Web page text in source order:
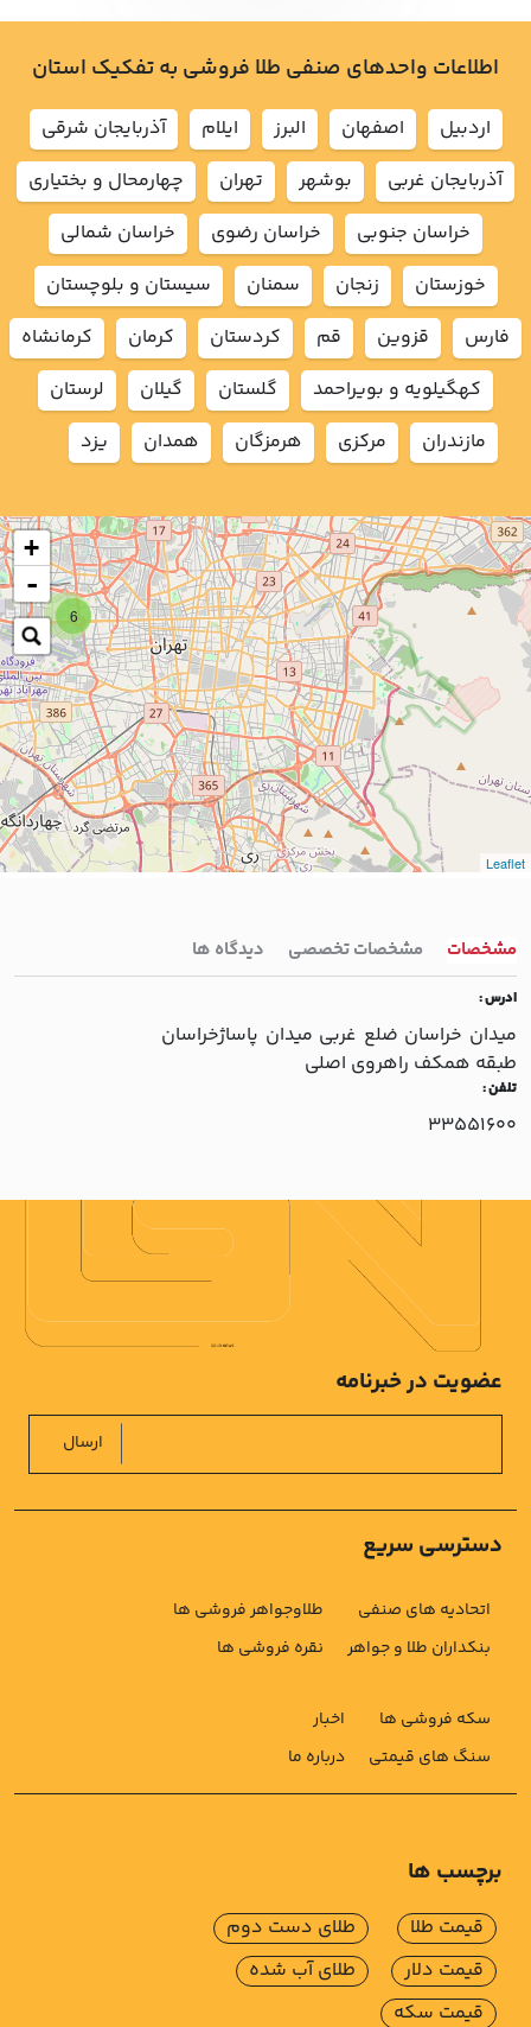
6
+
-
Leaflet
اطلاعات واحدهای صنفی طلا فروشی به تفکیک استان
اردبيل اصفهان البرز ايلام
آذربايجان شرقي
آذربايجان غربي
بوشهر تهران
چهارمحال و بختياري
خراسان جنوبي
خراسان رضوي
خراسان شمالي
خوزستان
زنجان سمنان
سيستان و بلوچستان
فارس
قزوين قم كردستان كرمان
كرمانشاه
كهگيلويه و بويراحمد
گلستان گيلان
لرستان
مازندران
مركزي هرمزگان همدان يزد
مشخصات مشخصات تخصصی دیدگاه ها
ادرس :
ميدان خراسان ضلع غربي ميدان پاساژخراسان
طبقه همکف راهروي اصلي
تلفن :
33551600
دسترسی سریع
اتحادیه های صنفی
بنکداران طلا و جواهر
طلاوجواهر فروشی ها
نقره فروشی ها
سکه فروشی ها
سنگ های قیمتی
اخبار
درباره ما
عضویت در خبرنامه
ارسال
برچسب ها
قیمت طلا
قیمت دلار
قیمت سکه
طلای دست دوم
طلای آب شده